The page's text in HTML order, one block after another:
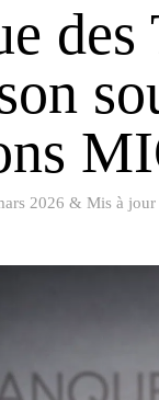
des
2026 & Mis à jour